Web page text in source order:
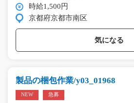
時給1,500円
京都府京都市南区
気になる
製品の梱包作業/y03_01968
NEW 急募